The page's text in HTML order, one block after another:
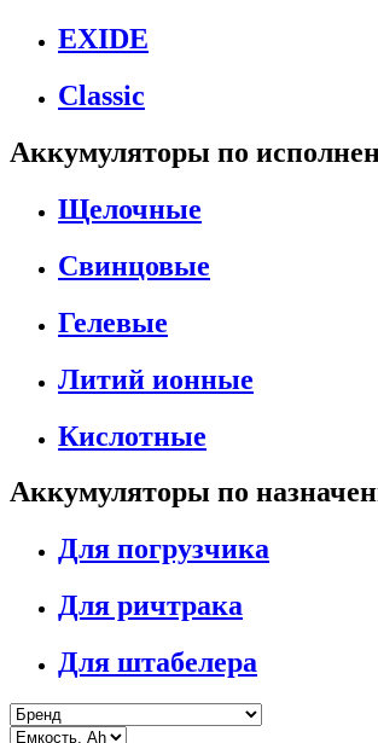
EXIDE
Classic
Аккумуляторы по
Щелочные
Свинцовые
Гелевые
Литий ионные
Кислотные
Аккумуляторы по
Для погрузчика
Для ричтрака
Для штабелера